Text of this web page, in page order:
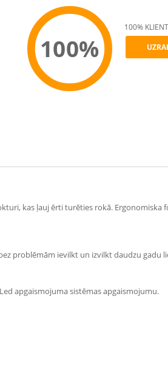
100%
100%
kas ļauj ērti turēties rokā. Ergonomiska
problēmām ievilkt un izvilkt daudzu gadu
apgaismojuma sistēmas apgaismojumu.